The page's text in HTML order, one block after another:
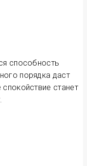
способность
порядка даст
станет